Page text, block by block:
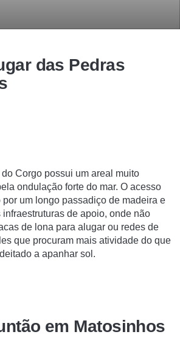
das Pedras
Corgo possui um areal muito
ondulação forte do mar. O acesso
um longo passadiço de madeira e
de apoio, onde não
de lona para alugar ou redes de
que procuram mais atividade do que
a apanhar sol.
em Matosinhos